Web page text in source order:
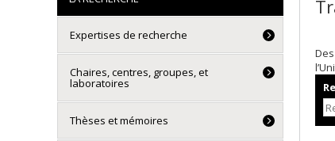
Expertises de recherche
Chaires, centres, groupes, et
laboratoires
Thèses et mémoires